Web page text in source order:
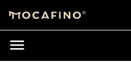
Chercher